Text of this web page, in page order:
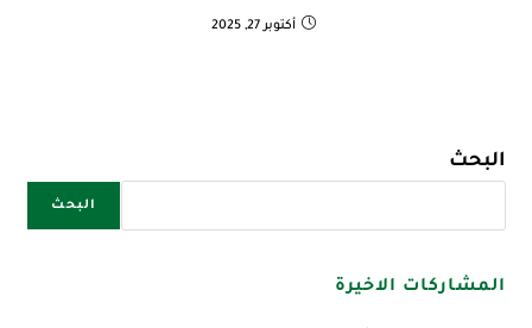
أكتوبر 27, 2025
البحث
البحث
المشاركات الاخيرة